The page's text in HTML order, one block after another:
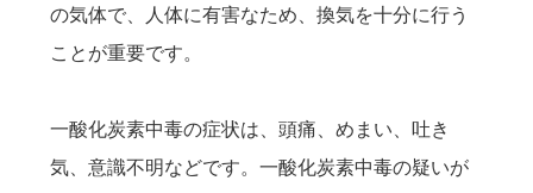
の気体で、人体に有害なため、換気を十分に行う
ことが重要です。
一酸化炭素中毒の症状は、頭痛、めまい、吐き
気、意識不明などです。一酸化炭素中毒の疑いが